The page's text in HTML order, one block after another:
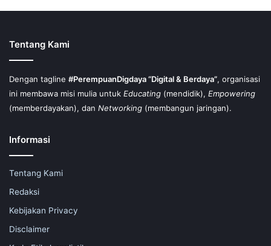
Tentang Kami
Dengan tagline #PerempuanDigdaya “Digital & Berdaya”, organisasi
ini membawa misi mulia untuk Educating (mendidik), Empowering
(memberdayakan), dan Networking (membangun jaringan).
Informasi
Tentang Kami
Redaksi
Kebijakan Privacy
Disclaimer